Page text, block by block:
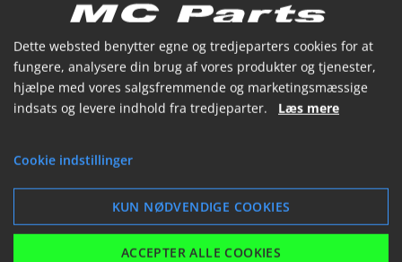
 Ikke på lager
750,11 kr.
LÆG I KURV
Dette websted benytter egne og tredjeparters cookies for at
fungere, analysere din brug af vores produkter og tjenester,
hjælpe med vores salgsfremmende og marketingsmæssige
indsats og levere indhold fra tredjeparter. Læs mere
Cookie indstillinger
KUN NØDVENDIGE COOKIES
ACCEPTER ALLE COOKIES